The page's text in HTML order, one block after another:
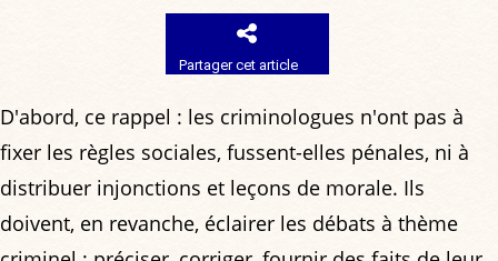
Partager cet article
D'abord, ce rappel : les criminologues n'ont pas à
fixer les règles sociales, fussent-elles pénales, ni à
distribuer injonctions et leçons de morale. Ils
doivent, en revanche, éclairer les débats à thème